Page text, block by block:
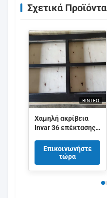
Σχετικά Προϊόντα
ΒΊΝΤΕΟ
Χαμηλή ακρίβεια
Invar 36 επέκτασης
εφαρμογές
ημιαγωγών
Επικοινωνήστε
τώρα